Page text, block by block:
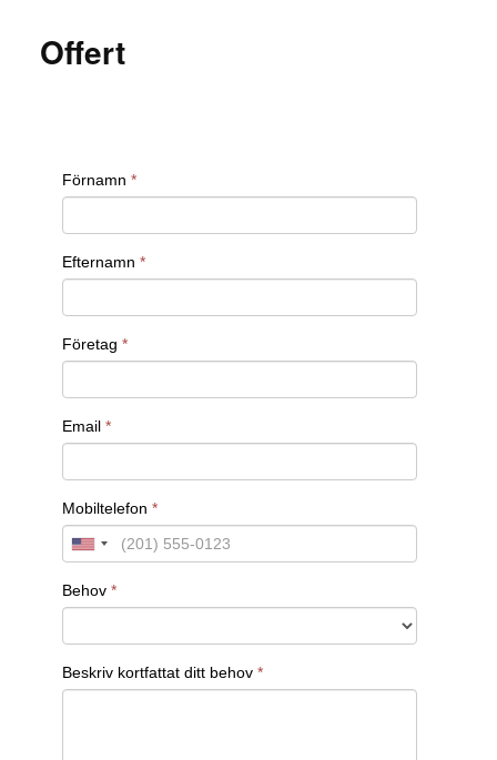
de tekniska färdigheterna men inte passar in i
kravprofilen för att säkerställa att du lockar
Läs mer om hur vi på Addilon kan hjälpa
Med lång erfarenhet och framgångsrik rekrytering
i bagaget vet vi vad som krävs för att hitta de
bästa talangerna. Vill du läsa mer om hur vi kan
hjälpa dig att skapa en bra kravprofil och hitta rätt
Vi säkerställer att varje steg tas med omsorg för
att du ska kunna fatta välgrundade beslut och
anställa den person som bäst passar in i ditt
Offert